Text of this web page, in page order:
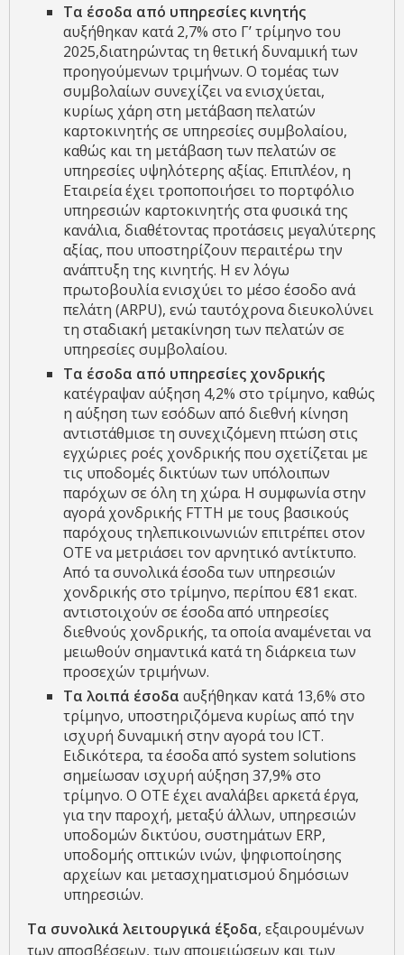
Τα έσοδα από υπηρεσίες κινητής
αυξήθηκαν κατά 2,7% στο Γ’ τρίμηνο του
2025,διατηρώντας τη θετική δυναμική των
προηγούμενων τριμήνων. Ο τομέας των
συμβολαίων συνεχίζει να ενισχύεται,
κυρίως χάρη στη μετάβαση πελατών
καρτοκινητής σε υπηρεσίες συμβολαίου,
καθώς και τη μετάβαση των πελατών σε
υπηρεσίες υψηλότερης αξίας. Επιπλέον, η
Εταιρεία έχει τροποποιήσει το πορτφόλιο
υπηρεσιών καρτοκινητής στα φυσικά της
κανάλια, διαθέτοντας προτάσεις μεγαλύτερης
αξίας, που υποστηρίζουν περαιτέρω την
ανάπτυξη της κινητής. Η εν λόγω
πρωτοβουλία ενισχύει το μέσο έσοδο ανά
πελάτη (ARPU), ενώ ταυτόχρονα διευκολύνει
τη σταδιακή μετακίνηση των πελατών σε
υπηρεσίες συμβολαίου.
Τα έσοδα από υπηρεσίες χονδρικής
κατέγραψαν αύξηση 4,2% στο τρίμηνο, καθώς
η αύξηση των εσόδων από διεθνή κίνηση
αντιστάθμισε τη συνεχιζόμενη πτώση στις
εγχώριες ροές χονδρικής που σχετίζεται με
τις υποδομές δικτύων των υπόλοιπων
παρόχων σε όλη τη χώρα. Η συμφωνία στην
αγορά χονδρικής FTTH με τους βασικούς
παρόχους τηλεπικοινωνιών επιτρέπει στον
ΟΤΕ να μετριάσει τον αρνητικό αντίκτυπο.
Από τα συνολικά έσοδα των υπηρεσιών
χονδρικής στο τρίμηνο, περίπου €81 εκατ.
αντιστοιχούν σε έσοδα από υπηρεσίες
διεθνούς χονδρικής, τα οποία αναμένεται να
μειωθούν σημαντικά κατά τη διάρκεια των
προσεχών τριμήνων.
Τα λοιπά έσοδα αυξήθηκαν κατά 13,6% στο
τρίμηνο, υποστηριζόμενα κυρίως από την
ισχυρή δυναμική στην αγορά του ICT.
Ειδικότερα, τα έσοδα από system solutions
σημείωσαν ισχυρή αύξηση 37,9% στο
τρίμηνο. Ο ΟΤΕ έχει αναλάβει αρκετά έργα,
για την παροχή, μεταξύ άλλων, υπηρεσιών
υποδομών δικτύου, συστημάτων ERP,
υποδομής οπτικών ινών, ψηφιοποίησης
αρχείων και μετασχηματισμού δημόσιων
υπηρεσιών.
Τα συνολικά λειτουργικά έξοδα, εξαιρουμένων
των αποσβέσεων, των απομειώσεων και των